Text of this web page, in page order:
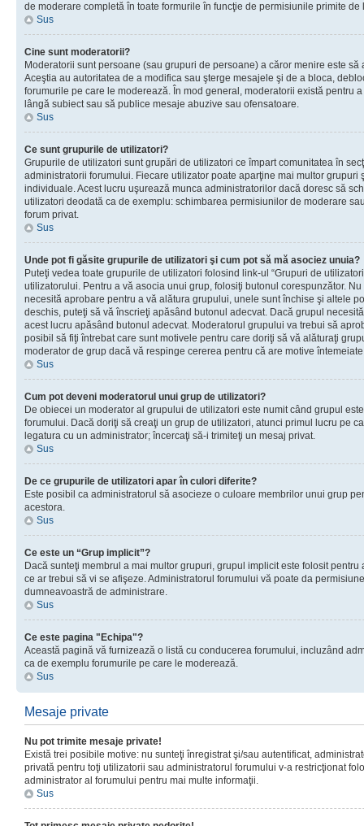
de moderare completă în toate formurile în funcţie de permisiunile primite de
Sus
Cine sunt moderatorii?
Moderatorii sunt persoane (sau grupuri de persoane) a căror menire este
Aceştia au autoritatea de a modifica sau şterge mesajele şi de a bloca,
forumurile pe care le moderează. În mod general, moderatorii există pentru
lângă subiect sau să publice mesaje abuzive sau ofensatoare.
Sus
Ce sunt grupurile de utilizatori?
Grupurile de utilizatori sunt grupări de utilizatori ce împart comunitatea în
administratorii forumului. Fiecare utilizator poate aparţine mai multor grupuri
individuale. Acest lucru uşurează munca administratorilor dacă doresc să
utilizatori deodată ca de exemplu: schimbarea permisiunilor de moderare
forum privat.
Sus
Unde pot fi găsite grupurile de utilizatori şi cum pot să mă asociez unuia?
Puteţi vedea toate grupurile de utilizatori folosind link-ul “Grupuri de
utilizatorului. Pentru a vă asocia unui grup, folosiţi butonul corespunzător.
necesită aprobare pentru a vă alătura grupului, unele sunt închise şi altele
deschis, puteţi să vă înscrieţi apăsând butonul adecvat. Dacă grupul
acest lucru apăsând butonul adecvat. Moderatorul grupului va trebui să
posibil să fiţi întrebat care sunt motivele pentru care doriţi să vă alăturaţi
moderator de grup dacă vă respinge cererea pentru că are motive
Sus
Cum pot deveni moderatorul unui grup de utilizatori?
De obiecei un moderator al grupului de utilizatori este numit când grupul
forumului. Dacă doriţi să creaţi un grup de utilizatori, atunci primul lucru pe
legatura cu un administrator; încercaţi să-i trimiteţi un mesaj privat.
Sus
De ce grupurile de utilizatori apar în culori diferite?
Este posibil ca administratorul să asocieze o culoare membrilor unui grup
acestora.
Sus
Ce este un “Grup implicit”?
Dacă sunteţi membrul a mai multor grupuri, grupul implicit este folosit
ce ar trebui să vi se afişeze. Administratorul forumului vă poate da
dumneavoastră de administrare.
Sus
Ce este pagina "Echipa"?
Această pagină vă furnizează o listă cu conducerea forumului, incluzând
ca de exemplu forumurile pe care le moderează.
Sus
Mesaje private
Nu pot trimite mesaje private!
Există trei posibile motive: nu sunteţi înregistrat şi/sau autentificat,
privată pentru toţi utilizatorii sau administratorul forumului v-a restricţionat
administrator al forumului pentru mai multe informaţii.
Sus